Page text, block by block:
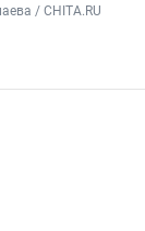
/ CHITA.RU